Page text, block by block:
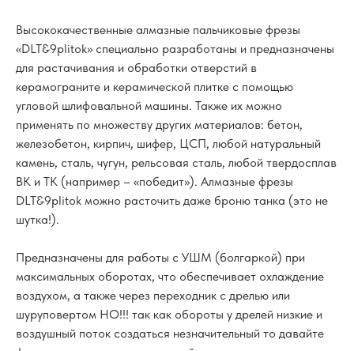
Высококачественные алмазные пальчиковые фрезы
«DLT&9plitok» специально разработаны и предназначены
для растачивания и обработки отверстий в
керамограните и керамической плитке с помощью
угловой шлифовальной машины. Также их можно
применять по множеству других материалов: бетон,
железобетон, кирпич, шифер, ЦСП, любой натуральный
камень, сталь, чугун, рельсовая сталь, любой твердосплав
ВК и ТК (например – «победит»). Алмазные фрезы
DLT&9plitok можно расточить даже броню танка (это не
шутка!).
Предназначены для работы с УШМ (болгаркой) при
максимальных оборотах, что обеспечивает охлаждение
воздухом, а также через переходник с дрелью или
шуруповертом НО!!! так как обороты у дрелей низкие и
воздушный поток создаться незначительный то давайте